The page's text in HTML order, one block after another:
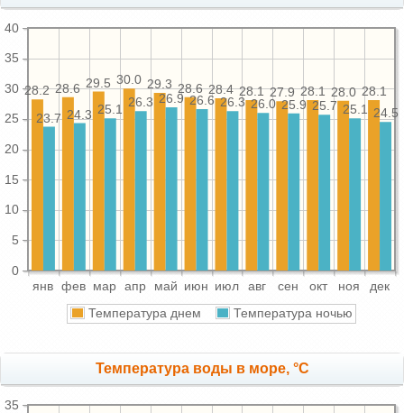
янв фев мар апр май июн июл авг сен окт ноя дек
0
5
10
15
20
25
30
35
40
28.1
28.0
28.1
27.9
28.1
28.4
28.6
29.3
30.0
29.5
28.6
28.2
24.5
25.1
25.7
25.9
26.0
26.3
26.6
26.9
26.3
25.1
24.3
23.7
Температура днем Температура ночью
Температура воды в море, °C
35